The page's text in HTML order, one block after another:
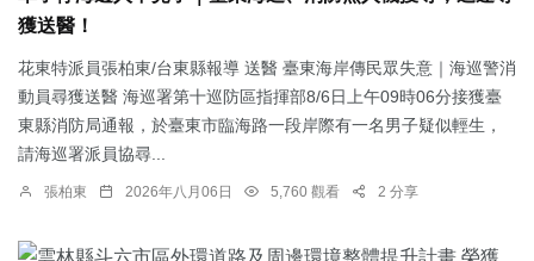
獲送醫！
花東特派員張柏東/台東縣報導 送醫 臺東海岸傳民眾失意｜海巡警消
動員尋獲送醫 海巡署第十巡防區指揮部8/6日上午09時06分接獲臺
東縣消防局通報，於臺東市臨海路一段岸際有一名男子疑似輕生，
請海巡署派員協尋...
張柏東 2026年八月06日 5,760 觀看 2 分享